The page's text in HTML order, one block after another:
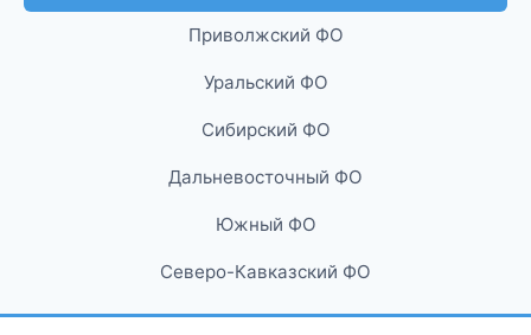
Приволжский ФО
Уральский ФО
Сибирский ФО
Дальневосточный ФО
Южный ФО
Северо-Кавказский ФО